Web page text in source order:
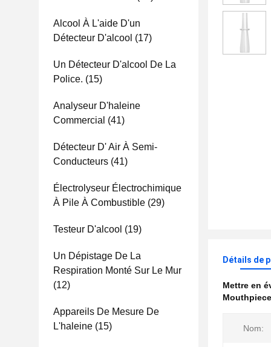
Alcool À L'aide D'un
Détecteur D'alcool (17)
Un Détecteur D'alcool De La
Police. (15)
Analyseur D'haleine
Commercial (41)
Détecteur D' Air À Semi-
Conducteurs (41)
Électrolyseur Électrochimique
À Pile À Combustible (29)
Testeur D'alcool (19)
Un Dépistage De La
Respiration Monté Sur Le Mur
(12)
Appareils De Mesure De
L'haleine (15)
Détails de
Mettre en
Nom: